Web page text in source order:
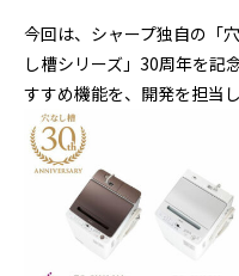
今回は、シャープ独自の「
し槽シリーズ」30周年を記
すすめ機能を、開発を担当